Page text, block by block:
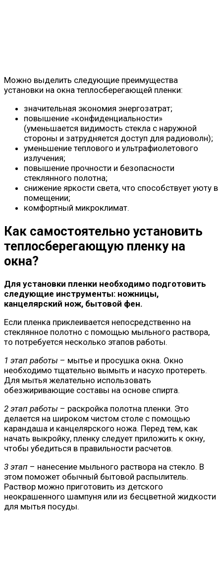
Можно выделить следующие преимущества
установки на окна теплосберегающей пленки:
значительная экономия энергозатрат;
повышение «конфиденциальности»
(уменьшается видимость стекла с наружной
стороны и затрудняется доступ для радиоволн);
уменьшение теплового и ультрафиолетового
излучения;
повышение прочности и безопасности
стеклянного полотна;
снижение яркости света, что способствует уюту в
помещении;
комфортный микроклимат.
Как самостоятельно установить
теплосберегающую пленку на
окна?
Для установки пленки необходимо подготовить
следующие инструменты: ножницы,
канцелярский нож, бытовой фен.
Если пленка приклеивается непосредственно на
стеклянное полотно с помощью мыльного раствора,
то потребуется несколько этапов работы.
1 этап работы – мытье и просушка окна. Окно
необходимо тщательно вымыть и насухо протереть.
Для мытья желательно использовать
обезжиривающие составы на основе спирта.
2 этап работы – раскройка полотна пленки. Это
делается на широком чистом столе с помощью
карандаша и канцелярского ножа. Перед тем, как
начать выкройку, пленку следует приложить к окну,
чтобы убедиться в правильности расчетов.
3 этап – нанесение мыльного раствора на стекло. В
этом поможет обычный бытовой распылитель.
Раствор можно приготовить из детского
неокрашенного шампуня или из бесцветной жидкости
для мытья посуды.